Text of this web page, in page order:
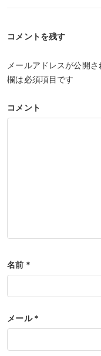
コメントを残す
メールアドレスが公開さ
欄は必須項目です
コメント
名前 *
メール*